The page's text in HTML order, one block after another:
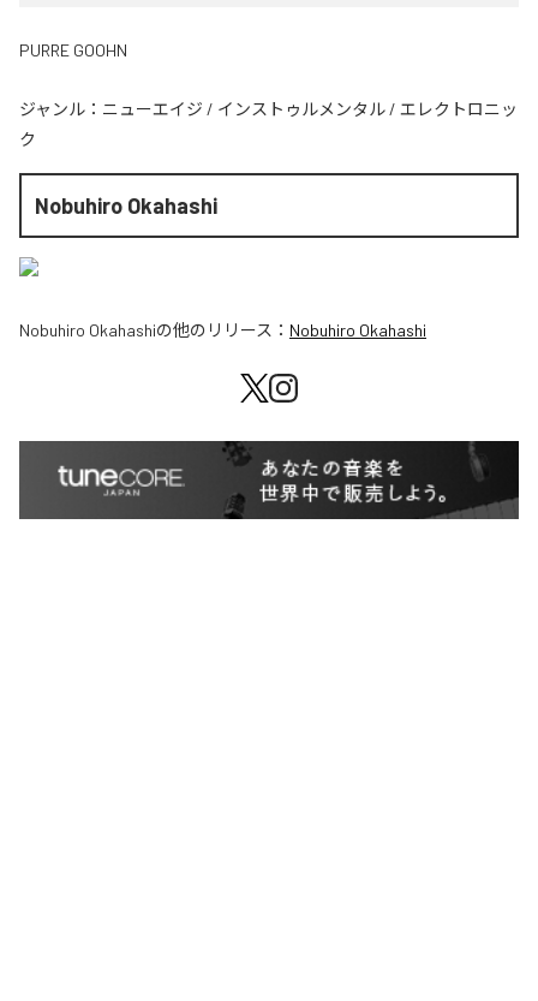
PURRE GOOHN
ジャンル： ニューエイジ / インストゥルメンタル / エレクトロニッ
ク
Nobuhiro Okahashi
Nobuhiro Okahashiの他のリリース： Nobuhiro Okahashi